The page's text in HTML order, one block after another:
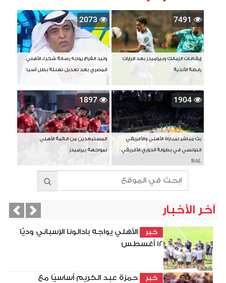
7491
إيقافات الزمالك وبيراميدز بعد قرارات
رابطة الأندية
2073
وليد الفراج يوجه رسالة شكر لـ الأهلي
المصري بعد تعديل تهنئة بطل آسيا
1904
بث مباشر لمباراة الأهلي والأفريقي
التونسي في بطولة الدوري الأفريقي
BAL
1897
المستبعدين من قائمة الأهلي
لمواجهة بيراميدز
آخر الأخبار
خبر
الأهلي يواجه بادالونا الإسباني وديًّا
12 أغسطس
خبر
حمزة عبد الكريم أساسيًا مع
Next